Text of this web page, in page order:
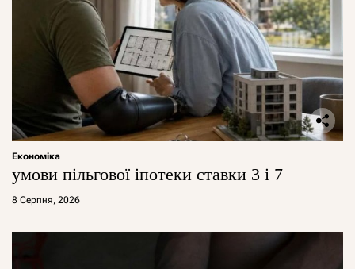
Економіка
умови пільгової іпотеки ставки 3 і 7
8 Серпня, 2026